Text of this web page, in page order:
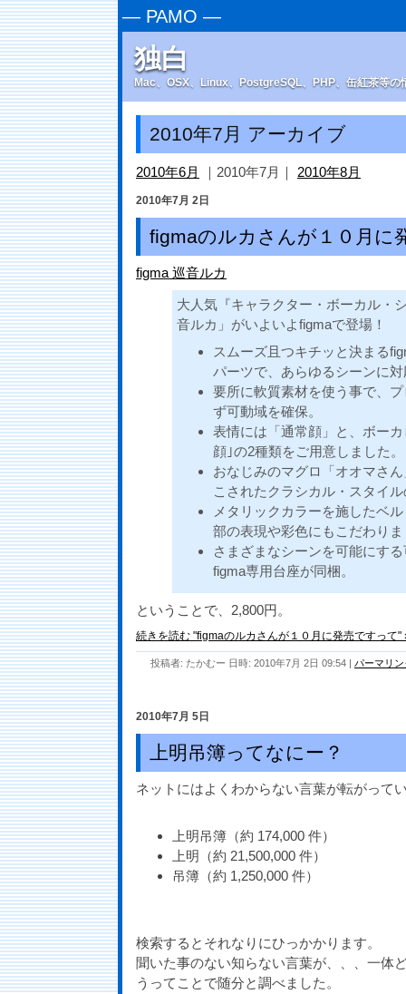
— PAMO —
独白
Mac、OSX、Linux、PostgreSQL、PHP、缶紅茶等の
2010年7月 アーカイブ
2010年6月 ｜2010年7月｜ 2010年8月
2010年7月 2日
figmaのルカさんが１０月に
figma 巡音ルカ
大人気『キャラクター・ボーカル・
音ルカ」がいよいよfigmaで登場！
スムーズ且つキチッと決まる
パーツで、あらゆるシーンに
要所に軟質素材を使う事で、
ず可動域を確保。
表情には「通常顔」と、ボー
顔｣の2種類をご用意しました。
おなじみのマグロ「オオマさ
こされたクラシカル・スタイ
メタリックカラーを施したベ
部の表現や彩色にもこだわり
さまざまなシーンを可能にす
figma専用台座が同梱。
ということで、2,800円。
続きを読む "figmaのルカさんが１０月に発売ですって"
投稿者: たかむー 日時: 2010年7月 2日 09:54 | パーマリン
2010年7月 5日
上明吊簿ってなにー？
ネットにはよくわからない言葉が転がって
上明吊簿（約 174,000 件）
上明（約 21,500,000 件）
吊簿（約 1,250,000 件）
検索するとそれなりにひっかかります。
聞いた事のない知らない言葉が、、、一体
うってことで随分と調べました。